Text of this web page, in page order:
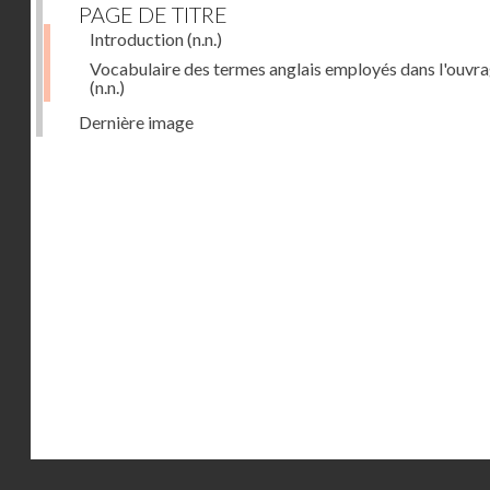
PAGE DE TITRE
Introduction(n.n.)
Vocabulaire des termes anglais employés dans
(n.n.)
Dernière image